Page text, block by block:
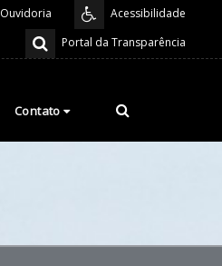
Acessibilidade
Ouvidoria
Portal da Transparência
Contato